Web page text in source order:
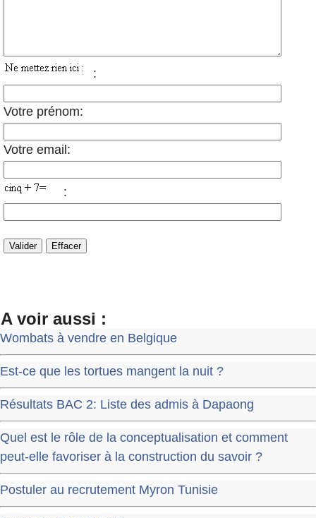
:
Votre prénom:
Votre email:
:
A voir aussi :
Wombats à vendre en Belgique
Est-ce que les tortues mangent la nuit ?
Résultats BAC 2: Liste des admis à Dapaong
Quel est le rôle de la conceptualisation et comment
peut-elle favoriser à la construction du savoir ?
Postuler au recrutement Myron Tunisie